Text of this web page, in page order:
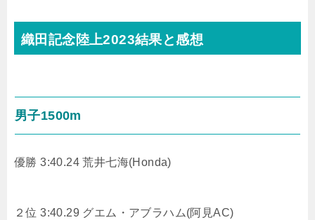
織田記念陸上2023結果と感想
男子1500m
優勝 3:40.24 荒井七海(Honda)
２位 3:40.29 グエム・アブラハム(阿見AC)